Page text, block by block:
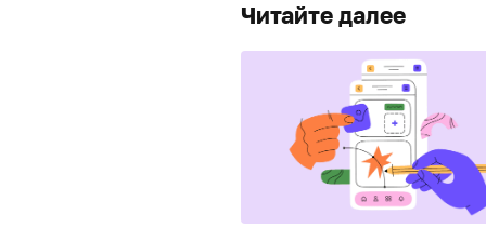
Читайте далее